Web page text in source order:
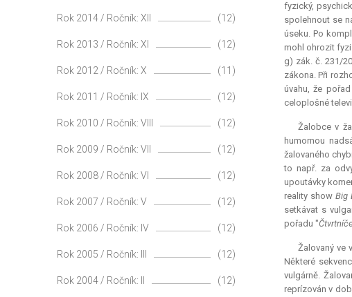
fyzický,
spolehnout se
úseku. Po
mohl ohrozit
g) zák. č. 231/
zákona. Při
úvahu, že
celoplošné
Žalobce v
humornou
žalovaného
to např. za
upoutávky
reality show Big
setkávat s
pořadu "
Žalovaný ve
Některé
vulgárně.
reprízován v
Rok 2014 / Ročník: XII (12)
Rok 2013 / Ročník: XI (12)
Rok 2012 / Ročník: X (11)
Rok 2011 / Ročník: IX (12)
Rok 2010 / Ročník: VIII (12)
Rok 2009 / Ročník: VII (12)
Rok 2008 / Ročník: VI (12)
Rok 2007 / Ročník: V (12)
Rok 2006 / Ročník: IV (12)
Rok 2005 / Ročník: III (12)
Rok 2004 / Ročník: II (12)